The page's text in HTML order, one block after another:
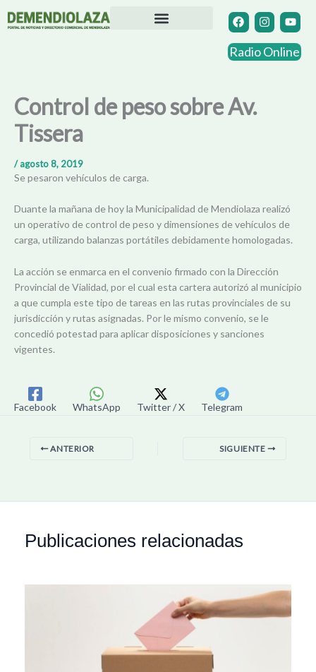
F
a
c
e
b
I
n
s
t
a
Y
o
u
t
u
Radio Online
Control de peso sobre Av.
Tissera
/agosto 8, 2019
Se pesaron vehículos de carga.
Duante la mañana de hoy la Municipalidad de Mendiolaza realizó
un operativo de control de peso y dimensiones de vehículos de
carga, utilizando balanzas portátiles debidamente homologadas.
La acción se enmarca en el convenio firmado con la Dirección
Provincial de Vialidad, por el cual esta cartera autorizó al municipio
a que cumpla este tipo de tareas en las rutas provinciales de su
jurisdicción y rutas asignadas. Por le mismo convenio, se le
concedió potestad para aplicar disposiciones y sanciones
vigentes.
Facebook WhatsApp Twitter / X Telegram
ANTERIOR SIGUIENTE
Publicaciones relacionadas